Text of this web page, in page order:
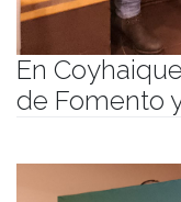
En
de Fomento